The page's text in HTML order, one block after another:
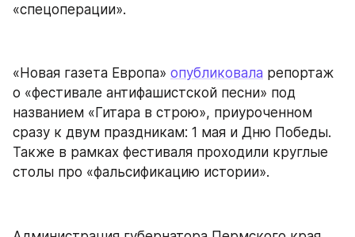
«спецоперации».
«Новая газета Европа» опубликовала репортаж
о «фестивале антифашистской песни» под
названием «Гитара в строю», приуроченном
сразу к двум праздникам: 1 мая и Дню Победы.
Также в рамках фестиваля проходили круглые
столы про «фальсификацию истории».